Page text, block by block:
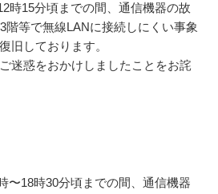
時15分頃までの間、通信機器の故
階等で無線LANに接続しにくい事象
旧しております。
迷惑をおかけしましたことをお詫
〜18時30分頃までの間、通信機器